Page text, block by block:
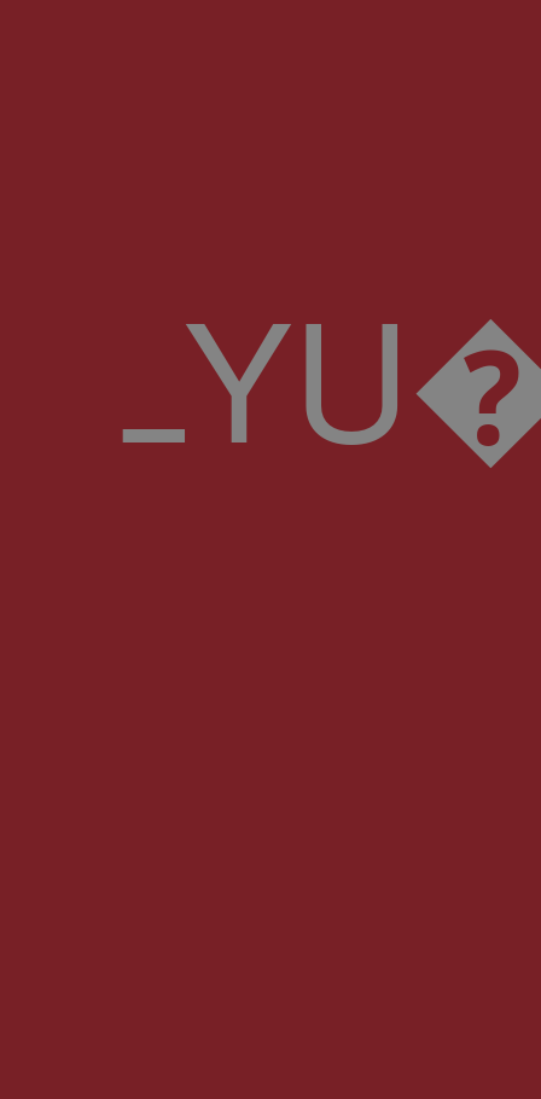
ߺYU��T�)��dF#�X�:v�"�Y+#J�1;t���Ո��CX�ȓ��P�=�=�iL7B�"$ȁ���|M^���,��h6�w.(Y�*NX�F��~��K�1 I�t��ҏ Yx�G«��X��Ub�<:\�(K�]+� �a�s�olZ��5��ި,r6�¥۬���c�k )\�'8�f���(�~��jӴ�v2q�^Q�1A~��dT^n�#\� Iۘ:+_�7ߊu 4�*��Uo~(;[[%��`�m��:�vm���\��՗� �m���s�m��������+�fP2�u%`����Y�-�ZU,{�jI�����Jﭳ�Ox C���Y��T�E�}����B�